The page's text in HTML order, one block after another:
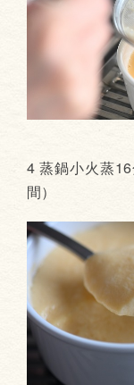
4 蒸鍋小火蒸
間）